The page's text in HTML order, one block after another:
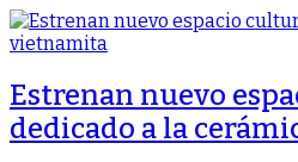
Estrenan nuevo
dedicado a la